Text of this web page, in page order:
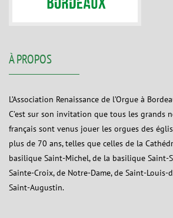
À PROPOS
L’Association Renaissance de l’Orgue à
C’est sur son invitation que tous les grands
français sont venus jouer les orgues des
plus de 70 ans, telles que celles de la
basilique Saint-Michel, de la basilique Saint-
Sainte-Croix, de Notre-Dame, de Saint-Louis-
Saint-Augustin.